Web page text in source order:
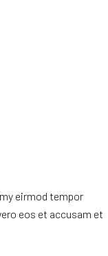
eirmod tempor
eos et accusam et